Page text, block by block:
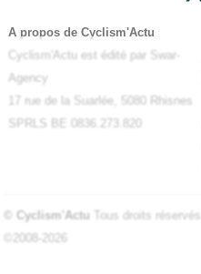
A propos de Cyclism'Actu
Cyclism'Actu est édité par Swar-
Agency
17 rue de la Suarlée, 5080 Rhisnes
SPRLS BE 0836.273.820
© Cyclism'Actu Tous droits réservés
©2008-2026